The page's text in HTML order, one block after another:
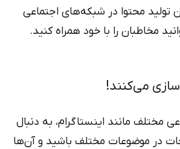
محتوا در شبکه‌های اجتماعی
مخاطبان را با خود همراه کنید.
مختلف مانند اینستاگرام، به دنبال
در موضوعات مختلف باشید و آن‌ها